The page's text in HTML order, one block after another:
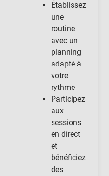
Établissez
une
routine
avec un
planning
adapté à
votre
rythme
Participez
aux
sessions
en direct
et
bénéficiez
des